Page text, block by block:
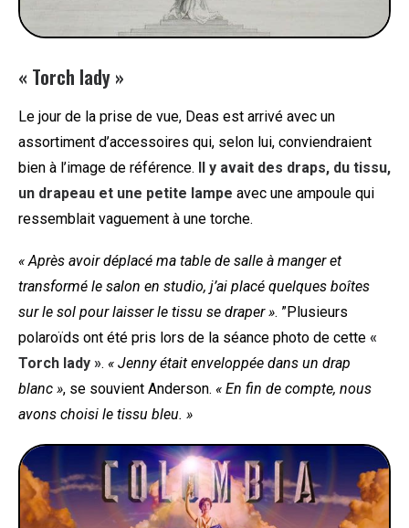
« Torch lady »
Le jour de la prise de vue, Deas est arrivé avec un
assortiment d’accessoires qui, selon lui, conviendraient
bien à l’image de référence. Il y avait des draps, du tissu,
un drapeau et une petite lampe avec une ampoule qui
ressemblait vaguement à une torche.
« Après avoir déplacé ma table de salle à manger et
transformé le salon en studio, j’ai placé quelques boîtes
sur le sol pour laisser le tissu se draper ». ”Plusieurs
polaroïds ont été pris lors de la séance photo de cette «
Torch lady ». « Jenny était enveloppée dans un drap
blanc », se souvient Anderson. « En fin de compte, nous
avons choisi le tissu bleu. »